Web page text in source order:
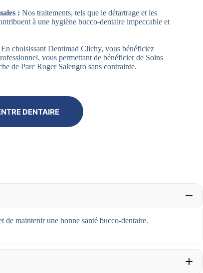
: Nos traitements, tels que le détartrage et les
à une hygiène bucco-dentaire impeccable et
En choisissant Dentimad Clichy, vous bénéficiez
vous permettant de bénéficier de Soins
de Parc Roger Salengro sans contrainte.
DENTAIRE
de maintenir une bonne santé bucco-dentaire.